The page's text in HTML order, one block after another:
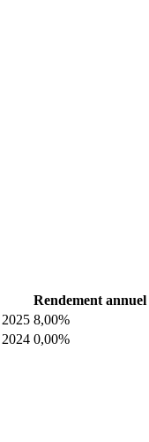
Rendement annuel
2025 8,00%
2024 0,00%